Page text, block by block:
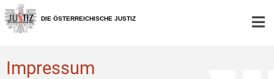
Zur
Hauptnavigation
[1]
Zum
Inhalt
[2]
Zum
Untermenü
[3]
DIE ÖSTERREICHISCHE JUSTIZ
Impressum